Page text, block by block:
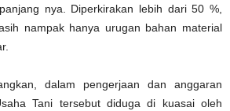
nya. Diperkirakan lebih dari 50 %,
nampak hanya urugan bahan material
dalam pengerjaan dan anggaran
Tani tersebut diduga di kuasai oleh